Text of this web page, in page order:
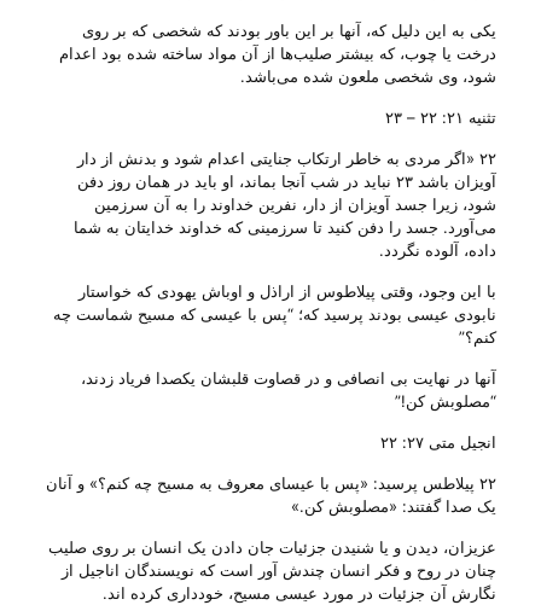
یکی به این دلیل که، آنها بر این باور بودند که شخصی که بر روی
درخت یا چوب، که بیشتر صلیب‌ها از آن مواد ساخته شده بود اعدام
شود، وی شخصی ملعون شده می‌‌باشد.
تثنیه ۲۱: ۲۲ – ۲۳
۲۲ «اگر مردی به خاطر ارتکاب جنایتی اعدام شود و بدنش از دار
آویزان باشد ۲۳ نباید در شب آنجا بماند، او باید در همان روز دفن
شود، زیرا جسد آویزان از دار، نفرین خداوند را به آن سرزمین
می‌آورد. جسد را دفن کنید تا سرزمینی که خداوند خدایتان به شما
داده، آلوده نگردد.
با این وجود، وقتی پیلاطوس از اراذل و اوباش یهودی که خواستار
نابودی عیسی بودند پرسید که؛ “پس با عیسی که مسیح شماست چه
کنم؟”
آنها در نهایت بی‌ انصافی و در قصاوت قلبشان یکصدا فریاد زدند،
“مصلوبش کن!”
انجیل متی ۲۷: ۲۲
۲۲ پیلاطس پرسید: «پس با عیسای معروف به مسیح چه کنم‌؟» و آنان
یک صدا گفتند: «مصلوبش کن‌‌.»
عزیزان، دیدن و یا شنیدن جزئیات جان دادن یک انسان بر روی صلیب
چنان در روح و فکر انسان چندش آور است که نویسندگان اناجیل از
نگارش آن جزئیات در مورد عیسی مسیح، خودداری کرده اند.